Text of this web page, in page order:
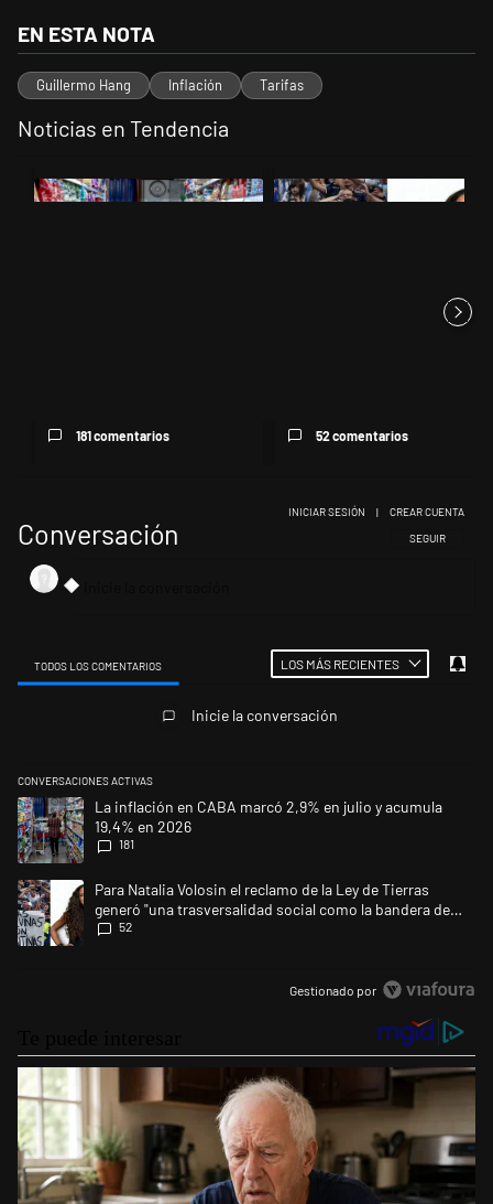
EN ESTA NOTA
Guillermo Hang Inflación Tarifas
Noticias en Tendencia
Un artículo de tendencia con el título "La inflación en CABA marcó
181 comentarios
Un artículo de tendencia con el
52 comentarios
Conversación SIGA ESTA
SEGUIR
INICIAR SESIÓN | CREAR CUENTA
TODOS LOS COMENTARIOS LOS MÁS RECIENTES
Inicie la conversación
CONVERSACIONES ACTIVAS
Este listado muestra los artículos con más comentarios en los últimos
Un artículo de tendencia con el título "La inflación en CABA marcó
La inflación en CABA marcó 2,9% en julio y acumula
19,4% en 2026
181
Un artículo de tendencia con el título "Para Natalia Volosin el reclamo
Para Natalia Volosin el reclamo de la Ley de Tierras
generó "una trasversalidad social como la bandera de
Malvinas"
52
Gestionado por